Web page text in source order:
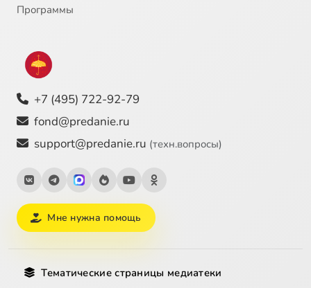
Программы
+7 (495) 722-92-79
fond@predanie.ru
support@predanie.ru (техн.вопросы)
Мне нужна помощь
Тематические страницы медиатеки